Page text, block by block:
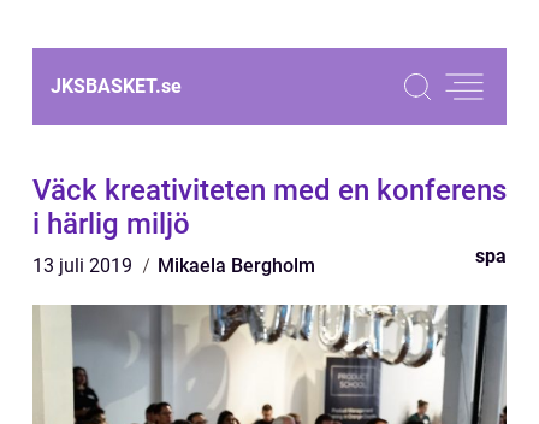
JKSBASKET.se
Väck kreativiteten med en konferens
i härlig miljö
13 juli 2019 Mikaela Bergholm spa